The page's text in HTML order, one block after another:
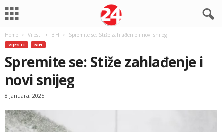
Home Vijesti BiH Spremite se: Stiže zahlađenje i novi snijeg
VIJESTI BIH
Spremite se: Stiže zahlađenje i
novi snijeg
8 Januara, 2025